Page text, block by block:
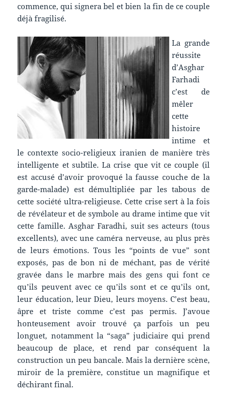
commence, qui signera bel et bien la fin de ce couple
déjà fragilisé.
La grande
réussite
d’Asghar
Farhadi
c’est de
mêler
cette
histoire
intime et
le contexte socio-religieux iranien de manière très
intelligente et subtile. La crise que vit ce couple (il
est accusé d’avoir provoqué la fausse couche de la
garde-malade) est démultipliée par les tabous de
cette société ultra-religieuse. Cette crise sert à la fois
de révélateur et de symbole au drame intime que vit
cette famille. Asghar Faradhi, suit ses acteurs (tous
excellents), avec une caméra nerveuse, au plus près
de leurs émotions. Tous les “points de vue” sont
exposés, pas de bon ni de méchant, pas de vérité
gravée dans le marbre mais des gens qui font ce
qu’ils peuvent avec ce qu’ils sont et ce qu’ils ont,
leur éducation, leur Dieu, leurs moyens. C’est beau,
âpre et triste comme c’est pas permis. J’avoue
honteusement avoir trouvé ça parfois un peu
longuet, notamment la “saga” judiciaire qui prend
beaucoup de place, et rend par conséquent la
construction un peu bancale. Mais la dernière scène,
miroir de la première, constitue un magnifique et
déchirant final.